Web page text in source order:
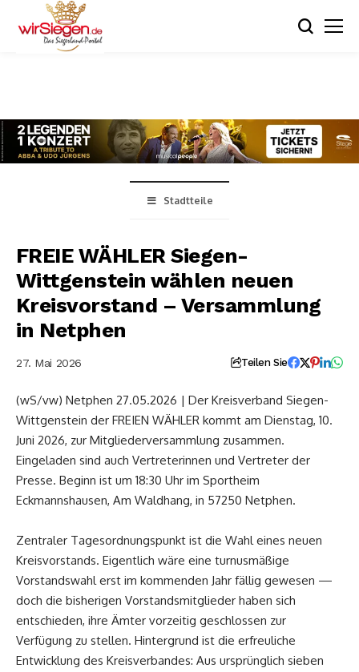
Stadtteile
FREIE WÄHLER Siegen-
Wittgenstein wählen neuen
Kreisvorstand – Versammlung
in Netphen
27. Mai 2026 Teilen Sie
(wS/vw) Netphen 27.05.2026 | Der Kreisverband Siegen-
Wittgenstein der FREIEN WÄHLER kommt am Dienstag, 10.
Juni 2026, zur Mitgliederversammlung zusammen.
Eingeladen sind auch Vertreterinnen und Vertreter der
Presse. Beginn ist um 18:30 Uhr im Sportheim
Eckmannshausen, Am Waldhang, in 57250 Netphen.
Zentraler Tagesordnungspunkt ist die Wahl eines neuen
Kreisvorstands. Eigentlich wäre eine turnusmäßige
Vorstandswahl erst im kommenden Jahr fällig gewesen —
doch die bisherigen Vorstandsmitglieder haben sich
entschieden, ihre Ämter vorzeitig geschlossen zur
Verfügung zu stellen. Hintergrund ist die erfreuliche
Entwicklung des Kreisverbandes: Aus ursprünglich sieben